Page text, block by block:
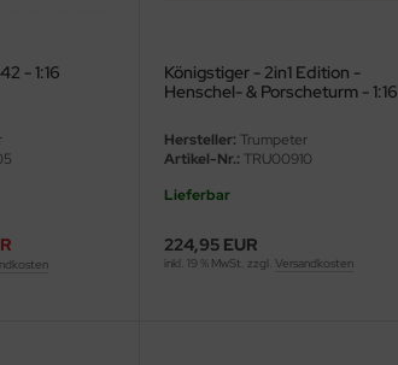
- 1:16
Königstiger - 2in1 Edition -
Henschel- & Porscheturm - 1:16
Hersteller: Trumpeter
Artikel-Nr.: TRU00910
Lieferbar
224,95 EUR
inkl. 19 % MwSt. zzgl.Versandkosten